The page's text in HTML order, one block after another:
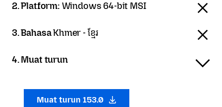
2. Platform: Windows 64-bit MSI
3. BahasaKhmer - ខ្មែរ
4. Muat turun
Muat turun 153.0